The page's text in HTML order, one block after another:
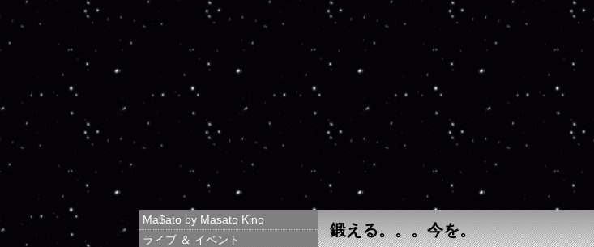
鍛える。。。今を。
Ma$ato by Masato Kino
ライブ ＆ イベント